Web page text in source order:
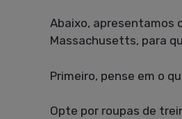
Abaixo, apresentamos
Massachusetts, para
Primeiro, pense em o
Opte por roupas de